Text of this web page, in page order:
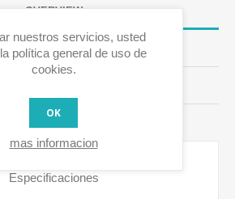
OVERVIEW
SPECIFICATIONS
Especificaciones
nuestros servicios, usted
política general de uso de
cookies.
OK
mas informacion